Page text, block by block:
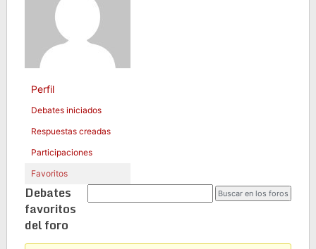
Perfil
Debates iniciados
Respuestas creadas
Participaciones
Favoritos
Debates
favoritos
del foro